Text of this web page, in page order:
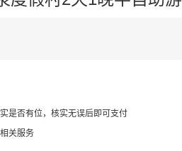
是否有位，核实无误后即可支付
关服务